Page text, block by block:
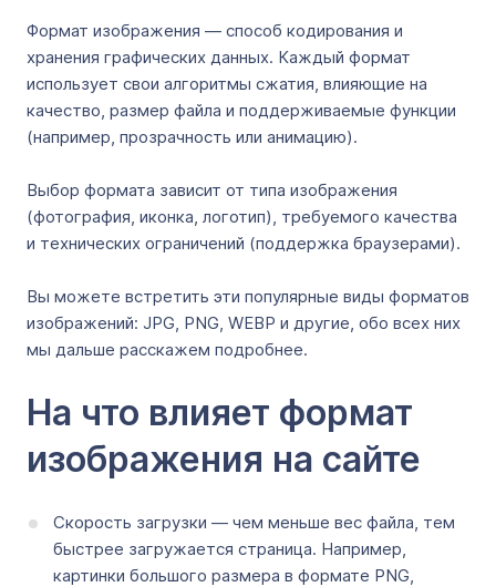
Формат изображения — способ кодирования и
хранения графических данных. Каждый формат
использует свои алгоритмы сжатия, влияющие на
качество, размер файла и поддерживаемые функции
(например, прозрачность или анимацию).
Выбор формата зависит от типа изображения
(фотография, иконка, логотип), требуемого качества
и технических ограничений (поддержка браузерами).
Вы можете встретить эти популярные виды форматов
изображений: JPG, PNG, WEBP и другие, обо всех них
мы дальше расскажем подробнее.
На что влияет формат
изображения на сайте
Скорость загрузки — чем меньше вес файла, тем
быстрее загружается страница. Например,
картинки большого размера в формате PNG,